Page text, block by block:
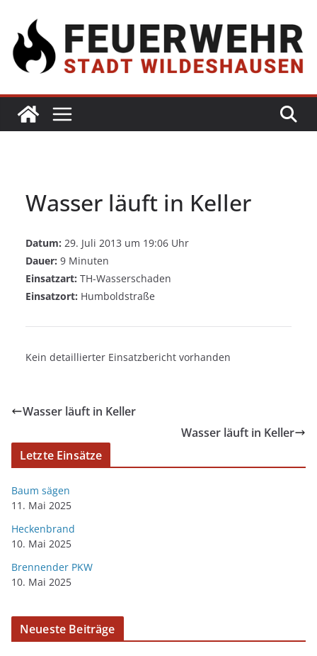
Wasser läuft in Keller
Datum: 29. Juli 2013 um 19:06 Uhr
Dauer: 9 Minuten
Einsatzart: TH-Wasserschaden
Einsatzort: Humboldstraße
Kein detaillierter Einsatzbericht vorhanden
Wasser läuft in Keller
Wasser läuft in Keller
Letzte Einsätze
Baum sägen
11. Mai 2025
Heckenbrand
10. Mai 2025
Brennender PKW
10. Mai 2025
Neueste Beiträge